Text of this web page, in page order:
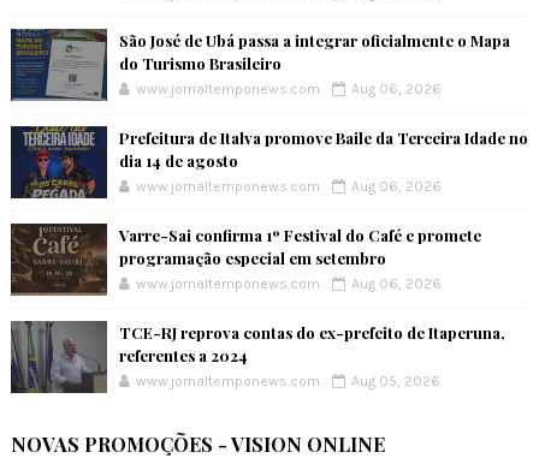
São José de Ubá passa a integrar oficialmente o Mapa
do Turismo Brasileiro
www.jornaltemponews.com Aug 06, 2026
Prefeitura de Italva promove Baile da Terceira Idade no
dia 14 de agosto
www.jornaltemponews.com Aug 06, 2026
Varre-Sai confirma 1º Festival do Café e promete
programação especial em setembro
www.jornaltemponews.com Aug 06, 2026
TCE-RJ reprova contas do ex-prefeito de Itaperuna,
referentes a 2024
www.jornaltemponews.com Aug 05, 2026
NOVAS PROMOÇÕES - VISION ONLINE